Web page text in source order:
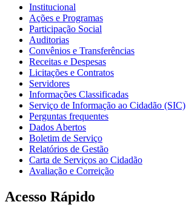
Institucional
Ações e Programas
Participação Social
Auditorias
Convênios e Transferências
Receitas e Despesas
Licitações e Contratos
Servidores
Informações Classificadas
Serviço de Informação ao Cidadão (SIC)
Perguntas frequentes
Dados Abertos
Boletim de Serviço
Relatórios de Gestão
Carta de Serviços ao Cidadão
Avaliação e Correição
Acesso Rápido